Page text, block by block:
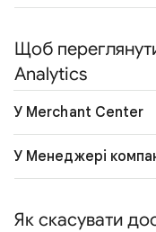
Щоб
Analytics
У Merchant Center
У Менеджері
Як скасувати